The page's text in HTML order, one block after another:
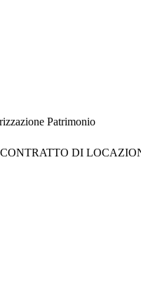
Patrimonio
DI